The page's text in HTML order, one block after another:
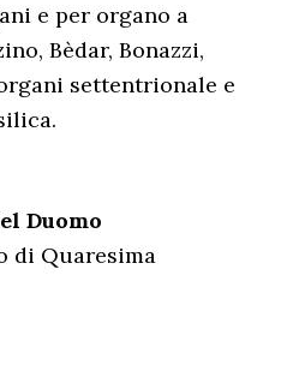
e per organo a
Bèdar, Bonazzi,
settentrionale e
Duomo
di Quaresima